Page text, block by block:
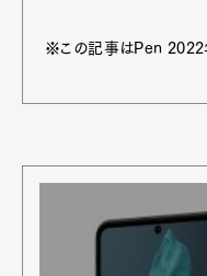
※この記事はPen 2022